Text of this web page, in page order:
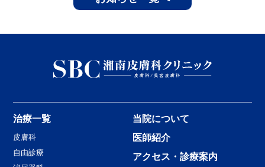
治療一覧
皮膚科
自由診療
当院について
医師紹介
アクセス・診療案内